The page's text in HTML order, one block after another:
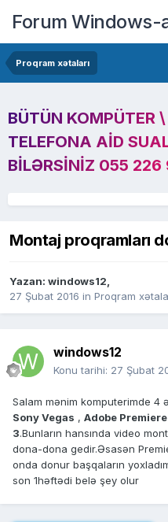
Forum Windows-
Proqram xətaları
BÜTÜN KOMPÜTER
TELEFONA AID
BILƏRSINIZ 055 226
Montaj proqramları
Yazan: windows12,
27 Şubat 2016 in Proqram
windows12
Konu tarihi: 27 Şubat
Salam mənim komputerimde 4
Sony Vegas , Adobe Premiere
3.Bunların hansında video
dona-dona gedir.Əsasən
onda donur başqaların
son 1həftədi belə şey olur